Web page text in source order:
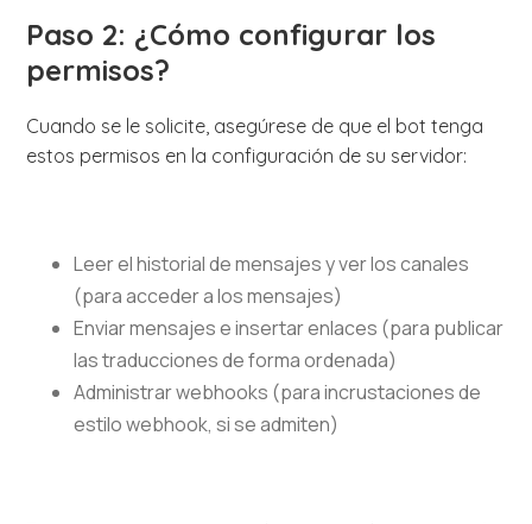
Paso 2: ¿Cómo configurar los
permisos?
Cuando se le solicite, asegúrese de que el bot tenga
estos permisos en la configuración de su servidor:
Leer el historial de mensajes y ver los canales
(para acceder a los mensajes)
Enviar mensajes e insertar enlaces (para publicar
las traducciones de forma ordenada)
Administrar webhooks (para incrustaciones de
estilo webhook, si se admiten)